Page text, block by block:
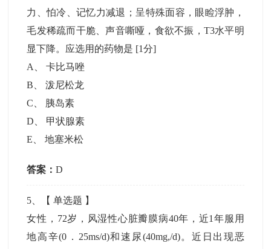
力、怕冷、记忆力减退；呈特殊面容，眼睑浮肿，
毛发稀疏而干脆、声音嘶哑，食欲不振，T3水平明
显下降。应选用的药物是 [1分]
A
、卡比马唑
B 、泼尼松龙
C
胰岛素
D
甲状腺素
E 、地塞米松
答案：D
5 、【单选题 】
女性，72岁，风湿性心脏瓣膜病40年，近1年服用
地高辛(0．25ms/d)和速尿(40mg,/d)。近日出现恶